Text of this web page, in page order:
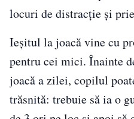
locuri de distracție și
Ieșitul la joacă vine cu
pentru cei mici. Înainte
joacă a zilei, copilul
trăsnită: trebuie să ia o